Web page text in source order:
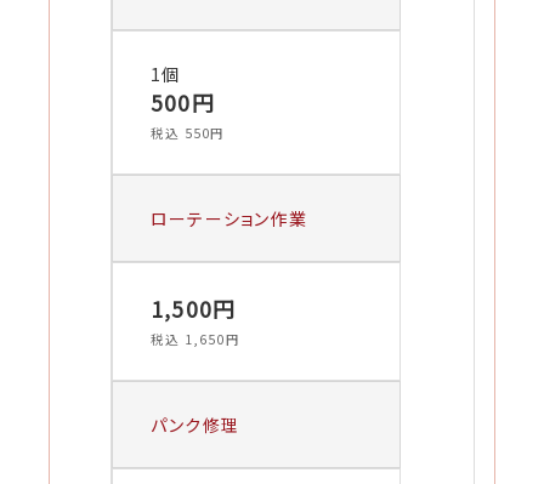
1個
500円
税込 550円
ローテーション作業
1,500円
税込 1,650円
パンク修理